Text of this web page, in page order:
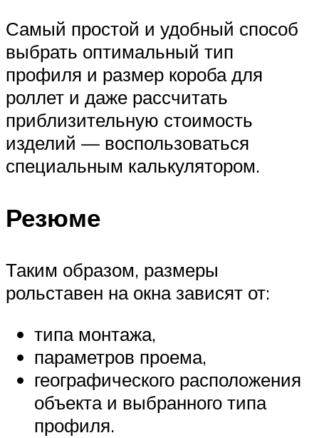
Самый простой и удобный способ
выбрать оптимальный тип
профиля и размер короба для
роллет и даже рассчитать
приблизительную стоимость
изделий — воспользоваться
специальным калькулятором.
Резюме
Таким образом, размеры
рольставен на окна зависят от:
типа монтажа,
параметров проема,
географического расположения
объекта и выбранного типа
профиля.